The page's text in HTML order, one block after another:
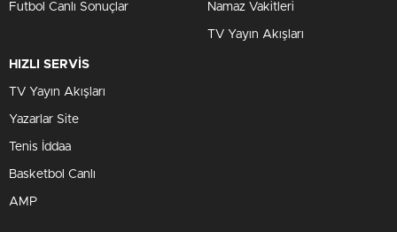
Futbol Canlı Sonuçlar Namaz Vakitleri
TV Yayın Akışları
HIZLI SERVİS
TV Yayın Akışları
Yazarlar Site
Tenis İddaa
Basketbol Canlı
AMP